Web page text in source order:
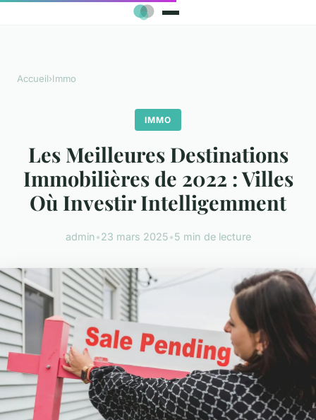
Accueil›Immo
IMMO
Les Meilleures Destinations
Immobilières de 2022 : Villes
Où Investir Intelligemment
admin•23 mars 2025•5 min de lecture